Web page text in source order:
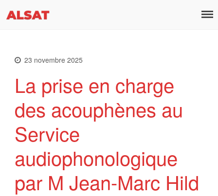
Formation Continue
Devenir Membre
À Propos
Offres d’emploi
23 novembre 2025
La prise en charge
des acouphènes au
Service
audiophonologique
par M Jean-Marc Hild